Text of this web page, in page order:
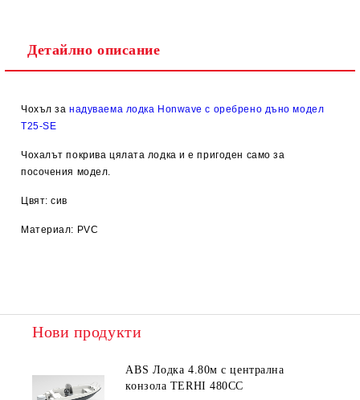
Детайлно описание
Чохъл занадуваема лодка Honwave с оребрено дъно модел
T25-SE
Чохалът покрива цялата лодка и е пригоден само за
посочения модел.
Цвят: сив
Материал: PVC
Нови продукти
ABS Лодка 4.80м с централна
конзола TERHI 480CC